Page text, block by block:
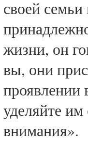
своей
жизни, он
вы, они
уделяйте им
внимания».